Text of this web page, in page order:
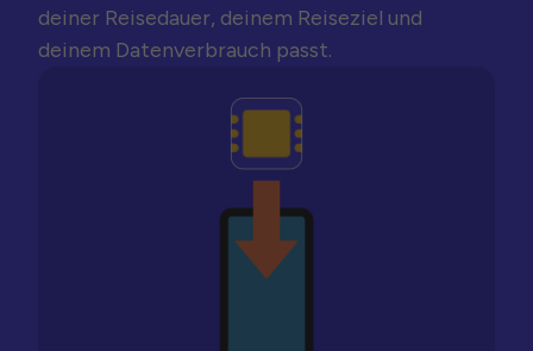
deiner Reisedauer, deinem Reiseziel und
deinem Datenverbrauch passt.